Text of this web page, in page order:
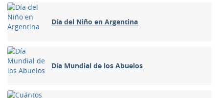
Día del Niño en Argentina
Día Mundial de los Abuelos